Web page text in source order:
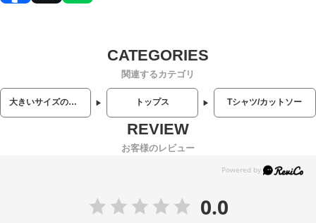
関連するカテゴリ
大きいサイズのメンズ服 トップス Tシャツ/カットソー
お客様のレビュー
0.0